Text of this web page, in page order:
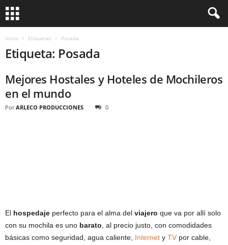
Inicio Etiquetas Posada
Etiqueta: Posada
Mejores Hostales y Hoteles de Mochileros
en el mundo
Por ARLECO PRODUCCIONES 0
El hospedaje perfecto para el alma del viajero que va por allí solo
con su mochila es uno barato , al precio justo, con comodidades
básicas como seguridad, agua caliente, Internet y TV por cable,